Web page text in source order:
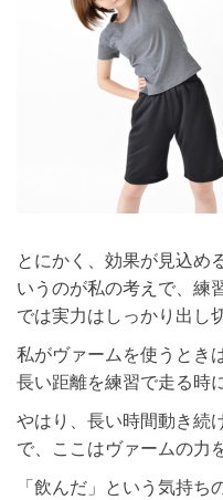
とにかく、効果が見込め
いうのが私の考えで、練
では実力はしっかり出し
私がヴァームを使うとき
長い距離を練習で走る時
やはり、長い時間動き続
で、ここはヴァームの力
「飲んだ」という気持